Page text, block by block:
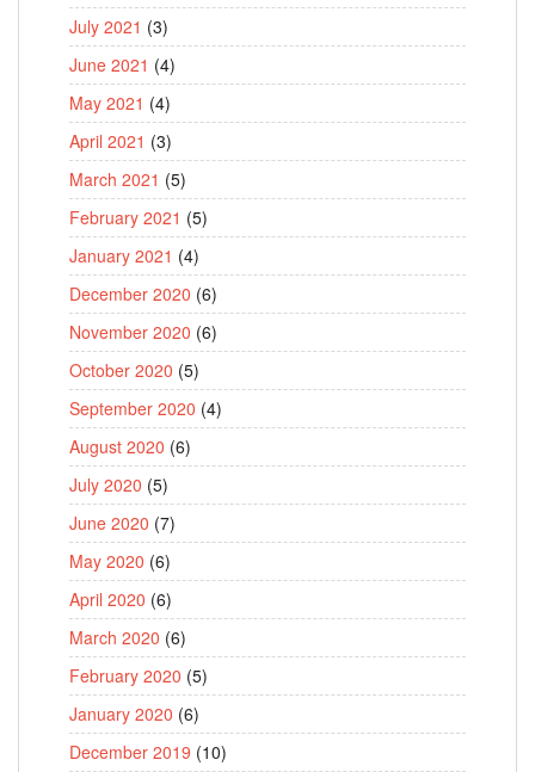
July 2021 (3)
June 2021 (4)
May 2021 (4)
April 2021 (3)
March 2021 (5)
February 2021 (5)
January 2021 (4)
December 2020 (6)
November 2020 (6)
October 2020 (5)
September 2020 (4)
August 2020 (6)
July 2020 (5)
June 2020 (7)
May 2020 (6)
April 2020 (6)
March 2020 (6)
February 2020 (5)
January 2020 (6)
December 2019 (10)